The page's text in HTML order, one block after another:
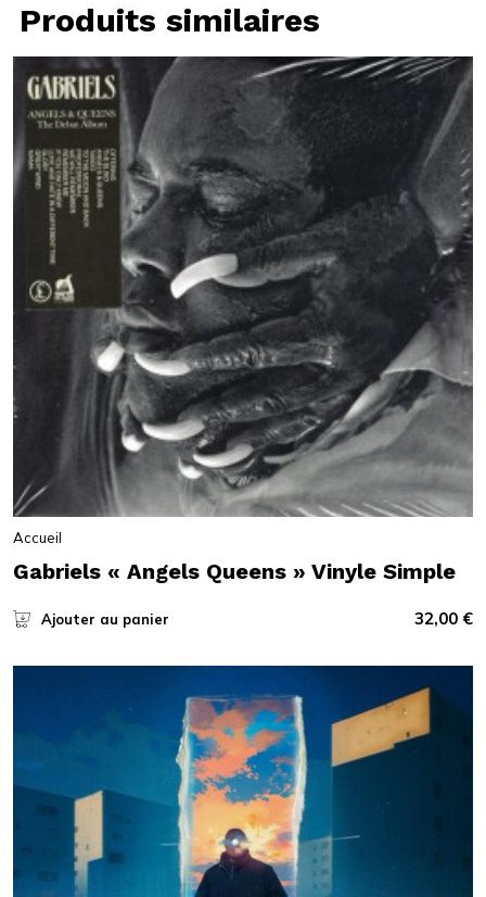
Produits similaires
Accueil
Gabriels « Angels Queens » Vinyle Simple
Ajouter au panier 32,00 €